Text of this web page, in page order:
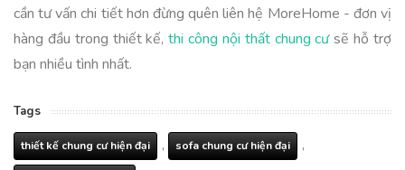
cần tư vấn chi tiết hơn đừng quên liên hệ MoreHome - đơn vị
hàng đầu trong thiết kế,thi công nội thất chung cưsẽ hỗ trợ
bạn nhiều tình nhất.
Tags
thiết kế chung cư hiện đại , sofa chung cư hiện đại ,